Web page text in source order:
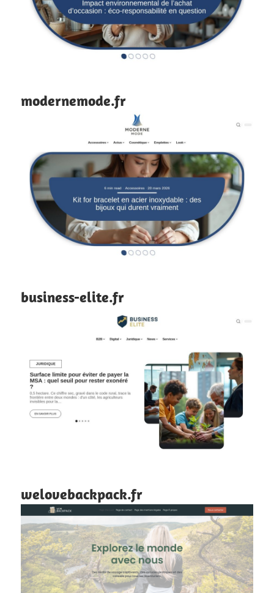
modernemode.fr
business-elite.fr
welovebackpack.fr